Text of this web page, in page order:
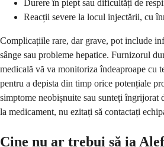
Durere în piept sau dificultăți de
Reacții severe la locul injectării, cu
Complicațiile rare, dar grave, pot include
sânge sau probleme hepatice. Furnizorul
medicală vă va monitoriza îndeaproape cu
pentru a depista din timp orice potențiale
simptome neobișnuite sau sunteți îngrijorat
la medicament, nu ezitați să contactați
Cine nu ar trebui să ia